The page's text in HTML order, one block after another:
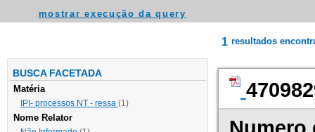
mostrar execução da query
BUSCA FACETADA
Matéria
IPI- processos NT - ressa (1)
Nome Relator
1 resultados